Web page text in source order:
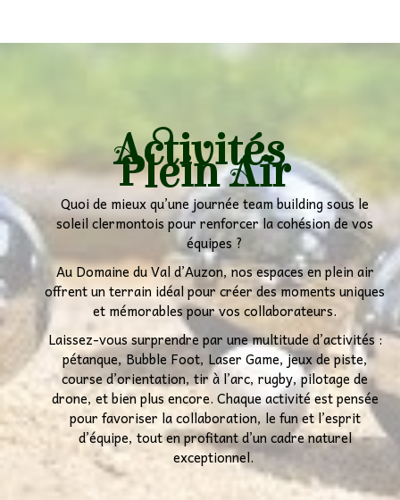
Activités
Plein Air
Quoi de mieux qu’une journée team building sous le
soleil clermontois pour renforcer la cohésion de vos
équipes ?
Au Domaine du Val d’Auzon, nos espaces en plein air
offrent un terrain idéal pour créer des moments uniques
et mémorables pour vos collaborateurs.
Laissez-vous surprendre par une multitude d’activités :
pétanque, Bubble Foot, Laser Game, jeux de piste,
course d’orientation, tir à l’arc, rugby, pilotage de
drone, et bien plus encore. Chaque activité est pensée
pour favoriser la collaboration, le fun et l’esprit
d’équipe, tout en profitant d’un cadre naturel
exceptionnel.